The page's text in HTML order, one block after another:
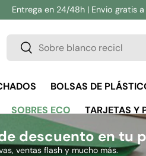
Entrega en 24/48h | Envio gratis
Buscar
Buscar
BOLSAS DE
SOBRES ECO
TARJETAS Y
descuento en tu
ventas flash y mucho más.